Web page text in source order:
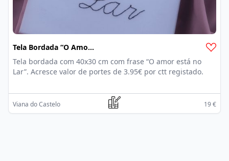
Tela Bordada “O Amor Está No Lar”
Tela bordada com 40x30 cm com frase “O amor está no
Lar”. Acresce valor de portes de 3.95€ por ctt registado.
Viana do Castelo 19 €